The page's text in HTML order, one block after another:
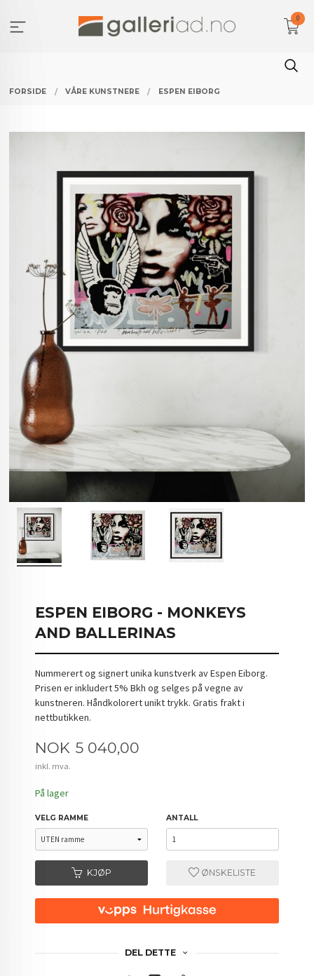
innholdet
0
FORSIDE VÅRE KUNSTNERE ESPEN EIBORG
ESPEN EIBORG - MONKEYS
AND BALLERINAS
Nummerert og signert unika kunstverk av Espen Eiborg.
Prisen er inkludert 5% Bkh og selges på vegne av
kunstneren. Håndkolorert unikt trykk. Gratis frakt i
nettbutikken.
Pris
NOK 5 040,00
inkl. mva.
På lager
VELG RAMME ANTALL
KJØP ØNSKELISTE
DEL DETTE